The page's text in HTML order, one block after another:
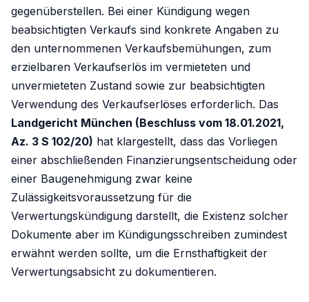
gegenüberstellen. Bei einer Kündigung wegen
beabsichtigten Verkaufs sind konkrete Angaben zu
den unternommenen Verkaufsbemühungen, zum
erzielbaren Verkaufserlös im vermieteten und
unvermieteten Zustand sowie zur beabsichtigten
Verwendung des Verkaufserlöses erforderlich. Das
Landgericht München (Beschluss vom 18.01.2021,
Az. 3 S 102/20) hat klargestellt, dass das Vorliegen
einer abschließenden Finanzierungsentscheidung oder
einer Baugenehmigung zwar keine
Zulässigkeitsvoraussetzung für die
Verwertungskündigung darstellt, die Existenz solcher
Dokumente aber im Kündigungsschreiben zumindest
erwähnt werden sollte, um die Ernsthaftigkeit der
Verwertungsabsicht zu dokumentieren.